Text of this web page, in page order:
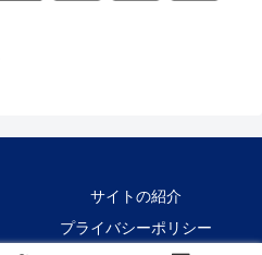
サイトの紹介
プライバシーポリシー